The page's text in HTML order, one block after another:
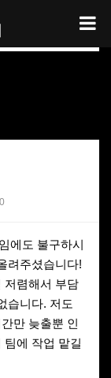
0
에도 불구하시
려주셨습니다!
저렴해서 부담
습니다. 저도
만 늦출뿐 인
에 작업 맡길